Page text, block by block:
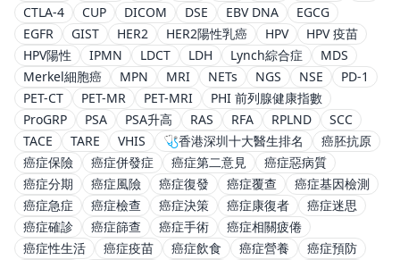
CTLA-4
CUP DICOM DSE EBV DNA
EGCG
EGFR
GIST HER2 HER2陽性乳癌 HPV
HPV 疫苗
HPV陽性
IPMN LDCT LDH Lynch綜合症
MDS
Merkel細胞癌
MPN MRI NETs NGS NSE
PD-1
PET-CT
PET-MR PET-MRI
PHI 前列腺健康指數
ProGRP
PSA PSA升高 RAS RFA RPLND
SCC
TACE
TARE VHIS 🩺香港深圳十大醫生排名
癌胚抗原
癌症保險
癌症併發症 癌症第二意見
癌症惡病質
癌症分期
癌症風險 癌症復發 癌症覆查
癌症基因檢測
癌症急症
癌症檢查 癌症決策 癌症康復者
癌症迷思
癌症確診
癌症篩查 癌症手術
癌症相關疲倦
癌症性生活
癌症疫苗 癌症飲食 癌症營養
癌症預防